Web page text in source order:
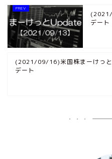
デート
(2021/09/16)米国株まーけっ
デート